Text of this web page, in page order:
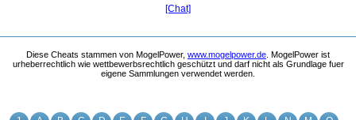
[Chat]
Diese Cheats stammen von MogelPower, www.mogelpower.de . MogelPower ist
urheberrechtlich wie wettbewerbsrechtlich geschützt und darf nicht als Grundlage fuer
eigene Sammlungen verwendet werden.